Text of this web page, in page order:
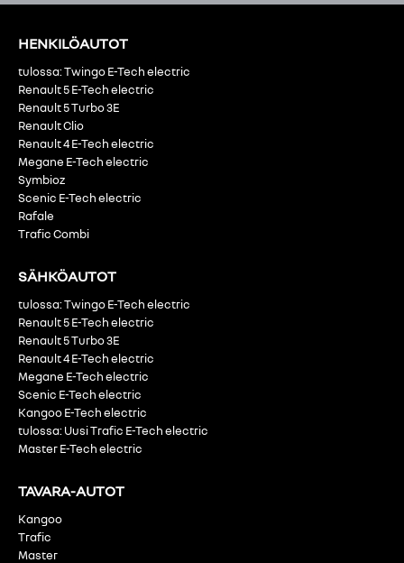
HENKILÖAUTOT
tulossa: Twingo E-Tech electric
Renault 5 E-Tech electric
Renault 5 Turbo 3E
Renault Clio
Renault 4 E-Tech electric
Megane E-Tech electric
Symbioz
Scenic E-Tech electric
Rafale
Trafic Combi
SÄHKÖAUTOT
tulossa: Twingo E-Tech electric
Renault 5 E-Tech electric
Renault 5 Turbo 3E
Renault 4 E-Tech electric
Megane E-Tech electric
Scenic E-Tech electric
Kangoo E-Tech electric
tulossa: Uusi Trafic E-Tech electric
Master E-Tech electric
TAVARA-AUTOT
Kangoo
Trafic
Master